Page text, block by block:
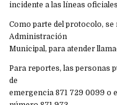
incidente a las líneas
Como parte del protocolo,
Administración
Municipal, para atender
Para reportes, las personas
de
emergencia 871 729 0099 o